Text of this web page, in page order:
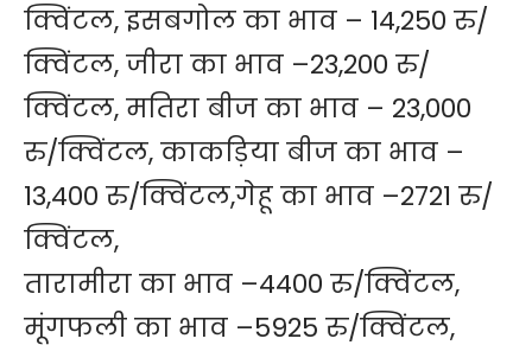
क्विंटल, इसबगोल का भाव – 14,250 रु/
क्विंटल, जीरा का भाव –23,200 रु/
क्विंटल, मतिरा बीज का भाव – 23,000
रु/क्विंटल, काकड़िया बीज का भाव –
13,400 रु/क्विंटल,गेहू का भाव –2721 रु/
क्विंटल,
तारामीरा का भाव –4400 रु/क्विंटल,
मूंगफली का भाव –5925 रु/क्विंटल,